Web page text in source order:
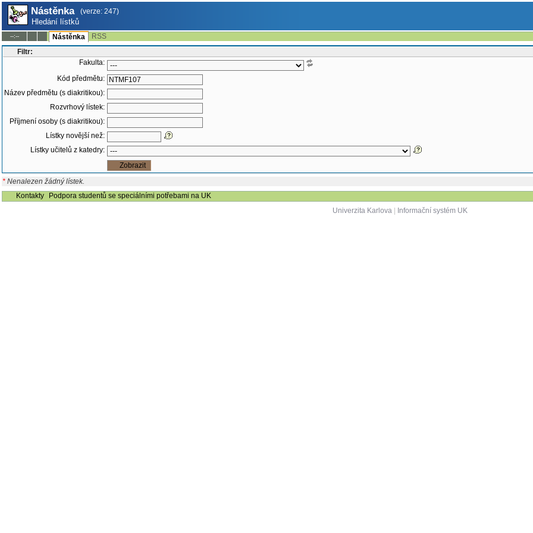
Nástěnka (verze: 247)
Hledání lístků
--:-- Nástěnka
RSS
Filtr:
Fakulta:
Kód předmětu:
Název předmětu (s diakritikou):
Rozvrhový lístek:
Příjmení osoby (s diakritikou):
Lístky novější než:
Lístky učitelů z katedry:
* Nenalezen žádný lístek.
Kontakty
Podpora studentů se speciálními potřebami na UK
Univerzita Karlova| Informační systém UK